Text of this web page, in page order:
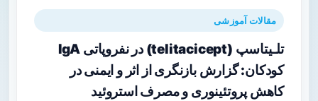
مقالات آموزشی
تلـیتاسپ (telitacicept) در نفروپاتی IgA
کودکان: گزارش بازنگری از اثر و ایمنی در
کاهش پروتئینوری و مصرف استروئید